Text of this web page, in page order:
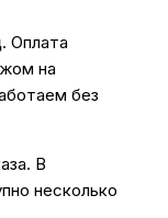
. Оплата
на
без
В
несколько